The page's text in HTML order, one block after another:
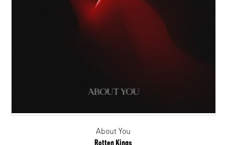
About You
Rotten Kings